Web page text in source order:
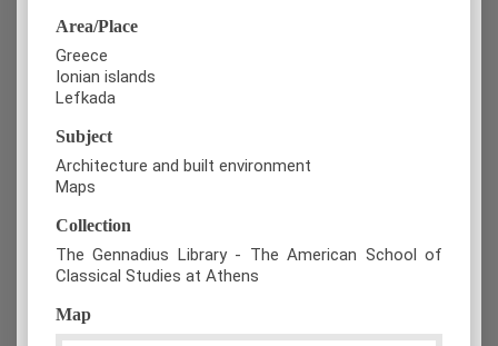
Area/Place
Greece
Ionian islands
Lefkada
Subject
Architecture and built environment
Maps
Collection
The Gennadius Library - The American School of
Classical Studies at Athens
Map